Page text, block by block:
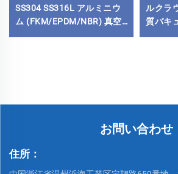
SS304 SS316L アルミニウ
ム (FKM/EPDM/NBR) 真空
ルクラ
質バキ
お問い合わせ
住所：